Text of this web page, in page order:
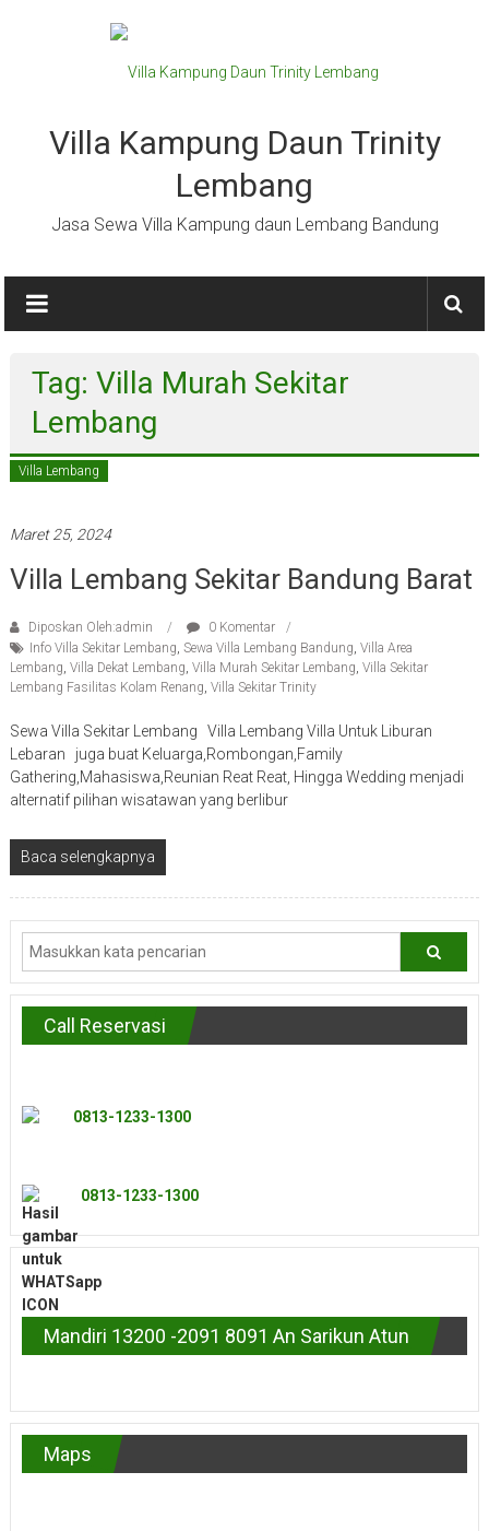
Villa Kampung Daun Trinity
Lembang
Jasa Sewa Villa Kampung daun Lembang Bandung
Tag: Villa Murah Sekitar
Lembang
Villa Lembang
Maret 25, 2024
Villa Lembang Sekitar Bandung Barat
Diposkan Oleh:admin
0 Komentar
Info Villa Sekitar Lembang, Sewa Villa Lembang Bandung, Villa Area
Lembang, Villa Dekat Lembang, Villa Murah Sekitar Lembang, Villa Sekitar
Lembang Fasilitas Kolam Renang, Villa Sekitar Trinity
Sewa Villa Sekitar Lembang Villa Lembang Villa Untuk Liburan
Lebaran juga buat Keluarga,Rombongan,Family
Gathering,Mahasiswa,Reunian Reat Reat, Hingga Wedding menjadi
alternatif pilihan wisatawan yang berlibur
Baca selengkapnya
Call Reservasi
0813-1233-1300
0813-1233-1300
Mandiri 13200 -2091 8091 An Sarikun Atun
Maps